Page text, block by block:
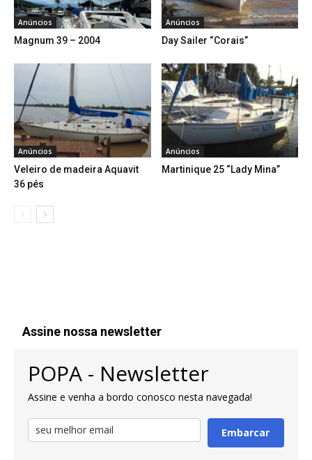
Anúncios
Magnum 39 – 2004
Anúncios
Day Sailer “Corais”
Anúncios
Veleiro de madeira Aquavit
36 pés
Anúncios
Martinique 25 “Lady Mina”
Assine nossa newsletter
POPA - Newsletter
Assine e venha a bordo conosco nesta navegada!
Embarcar